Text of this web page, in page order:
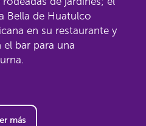
Bella de Huatulco
en su restaurante y
bar para una
más